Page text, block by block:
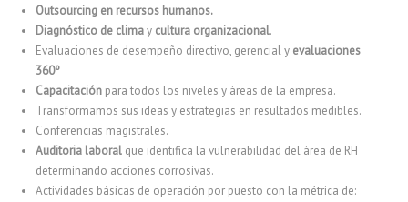
Outsourcing en recursos humanos.
Diagnóstico de climay cultura organizacional.
Evaluaciones de desempeño directivo, gerencial y evaluaciones
360º
Capacitación para todos los niveles y áreas de la empresa.
Transformamos sus ideas y estrategias en resultados medibles.
Conferencias magistrales.
Auditoria laboral que identifica la vulnerabilidad del área de RH
determinando acciones corrosivas.
Actividades básicas de operación por puesto con la métrica de: